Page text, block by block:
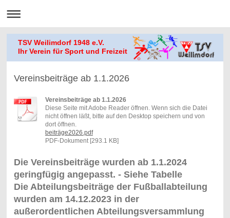
TSV Weilimdorf 1948 e.V.
Ihr Verein für Sport und Freizeit
Vereinsbeiträge ab 1.1.2026
Vereinsbeiträge ab 1.1.2026
Diese Seite mit Adobe Reader öffnen. Wenn sich die Datei
nicht öffnen läßt, bitte auf den Desktop speichern und von
dort öffnen.
beiträge2026.pdf
PDF-Dokument [293.1 KB]
Die Vereinsbeiträge wurden ab 1.1.2024
geringfügig angepasst. - Siehe Tabelle
Die Abteilungsbeiträge der Fußballabteilung
wurden am 14.12.2023 in der
außerordentlichen Abteilungsversammlung